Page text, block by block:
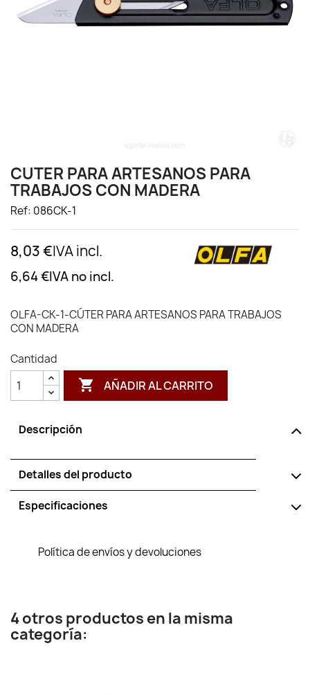
CUTER PARA ARTESANOS PARA
TRABAJOS CON MADERA
Ref: 086CK-1
8,03 €IVA incl.
6,64 €IVA no incl.
OLFA-CK-1-CÚTER PARA ARTESANOS PARA TRABAJOS
CON MADERA
Cantidad
 AÑADIR AL CARRITO
Descripción
Detalles del producto
Especificaciones
Política de envíos y devoluciones
4 otros productos en la misma
categoría: